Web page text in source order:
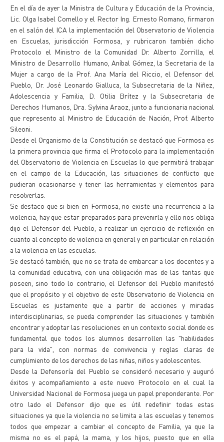
En el día de ayer la Ministra de Cultura y Educación de la Provincia,
Lic. Olga Isabel Comello y el Rector Ing. Ernesto Romano, firmaron
en el salón del ICA la implementación del Observatorio de Violencia
en Escuelas, jurisdicción Formosa, y rubricaron también dicho
Protocolo el Ministro de la Comunidad Dr. Alberto Zorrilla, el
Ministro de Desarrollo Humano, Aníbal Gómez, la Secretaria de la
Mujer a cargo de la Prof. Ana María del Riccio, el Defensor del
Pueblo, Dr. José Leonardo Gialluca, la Subsecretaria de la Niñez,
Adolescencia y Familia, D. Otilia Brítez y la Subsecretaria de
Derechos Humanos, Dra. Sylvina Araoz, junto a funcionaria nacional
que represento al Ministro de Educación de Nación, Prof. Alberto
Sileoni.
Desde el Organismo de la Constitución se destacó que Formosa es
la primera provincia que firma el Protocolo para la implementación
del Observatorio de Violencia en Escuelas lo que permitirá trabajar
en el campo de la Educación, las situaciones de conflicto que
pudieran ocasionarse y tener las herramientas y elementos para
resolverlas.
Se destaco que si bien en Formosa, no existe una recurrencia a la
violencia, hay que estar preparados para prevenirla y ello nos obliga
dijo el Defensor del Pueblo, a realizar un ejercicio de reflexión en
cuanto al concepto de violencia en general y en particular en relación
a la violencia en las escuelas.
Se destacó también, que no se trata de embarcar a los docentes y a
la comunidad educativa, con una obligación mas de las tantas que
poseen, sino todo lo contrario, el Defensor del Pueblo manifestó
que el propósito y el objetivo de este Observatorio de Violencia en
Escuelas es justamente que a partir de acciones y miradas
interdisciplinarias, se pueda comprender las situaciones y también
encontrar y adoptar las resoluciones en un contexto social donde es
fundamental que todos los alumnos desarrollen las "habilidades
para la vida", con normas de convivencia y reglas claras de
cumplimiento de los derechos de las niñas, niños y adolescentes.
Desde la Defensoría del Pueblo se consideró necesario y auguró
éxitos y acompañamiento a este nuevo Protocolo en el cual la
Universidad Nacional de Formosa juega un papel preponderante. Por
otro lado el Defensor dijo que es útil redefinir todas estas
situaciones ya que la violencia no se limita a las escuelas y tenemos
todos que empezar a cambiar el concepto de Familia, ya que la
misma no es el papá, la mama, y los hijos, puesto que en ella